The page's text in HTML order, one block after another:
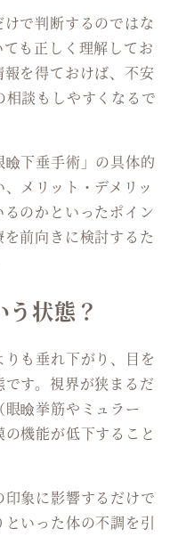
で判断するのではな
も正しく理解してお
を得ておけば、不安
談もしやすくなるで
下垂手術」の具体的
メリット・デメリッ
のかといったポイン
前向きに検討するた
状態？
も垂れ下がり、目を
す。視界が狭まるだ
瞼挙筋やミュラー
機能が低下すること
象に影響するだけで
いった体の不調を引